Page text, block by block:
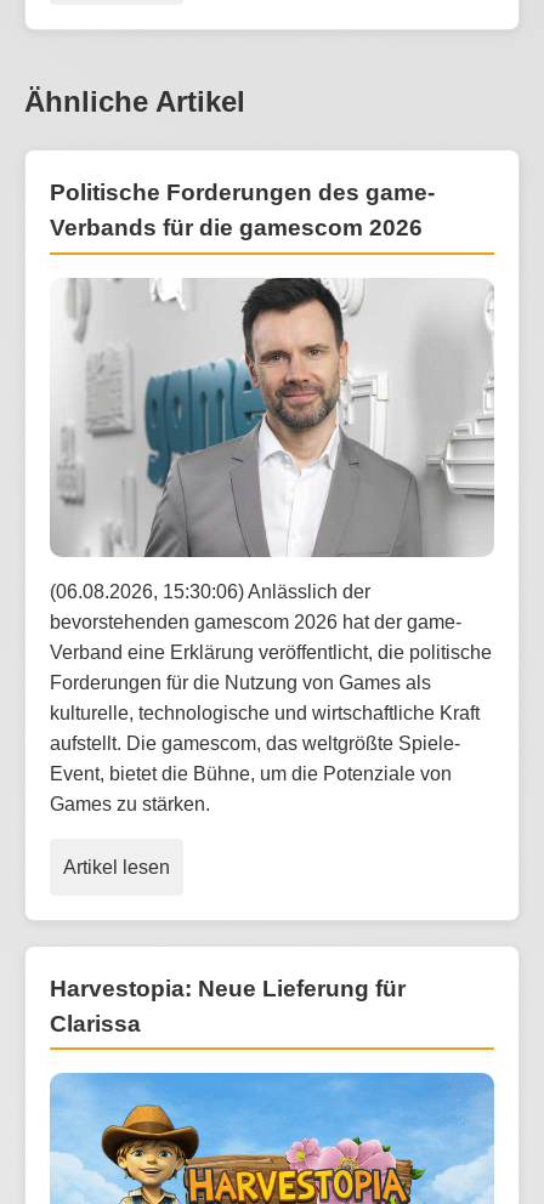
Ähnliche Artikel
Politische Forderungen des game-
Verbands für die gamescom 2026
(06.08.2026, 15:30:06) Anlässlich der
bevorstehenden gamescom 2026 hat der game-
Verband eine Erklärung veröffentlicht, die politische
Forderungen für die Nutzung von Games als
kulturelle, technologische und wirtschaftliche Kraft
aufstellt. Die gamescom, das weltgrößte Spiele-
Event, bietet die Bühne, um die Potenziale von
Games zu stärken.
Artikel lesen
Harvestopia: Neue Lieferung für
Clarissa